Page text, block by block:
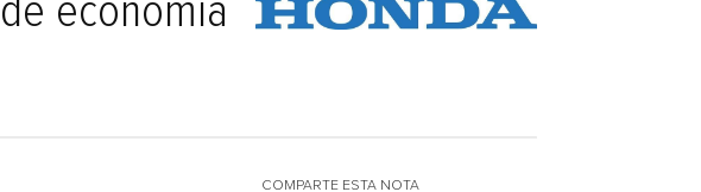
economía
COMPARTE ESTA NOTA